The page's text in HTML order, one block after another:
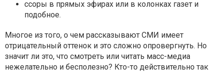
ссоры в прямых эфирах или в колонках газет и
подобное.
Многое из того, о чем рассказывают СМИ имеет
отрицательный оттенок и это сложно опровергнуть. Но
значит ли это, что смотреть или читать масс-медиа
нежелательно и бесполезно? Кто-то действительно так